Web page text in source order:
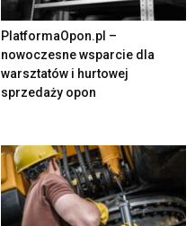
PlatformaOpon.pl –
nowoczesne wsparcie dla
warsztatów i hurtowej
sprzedaży opon